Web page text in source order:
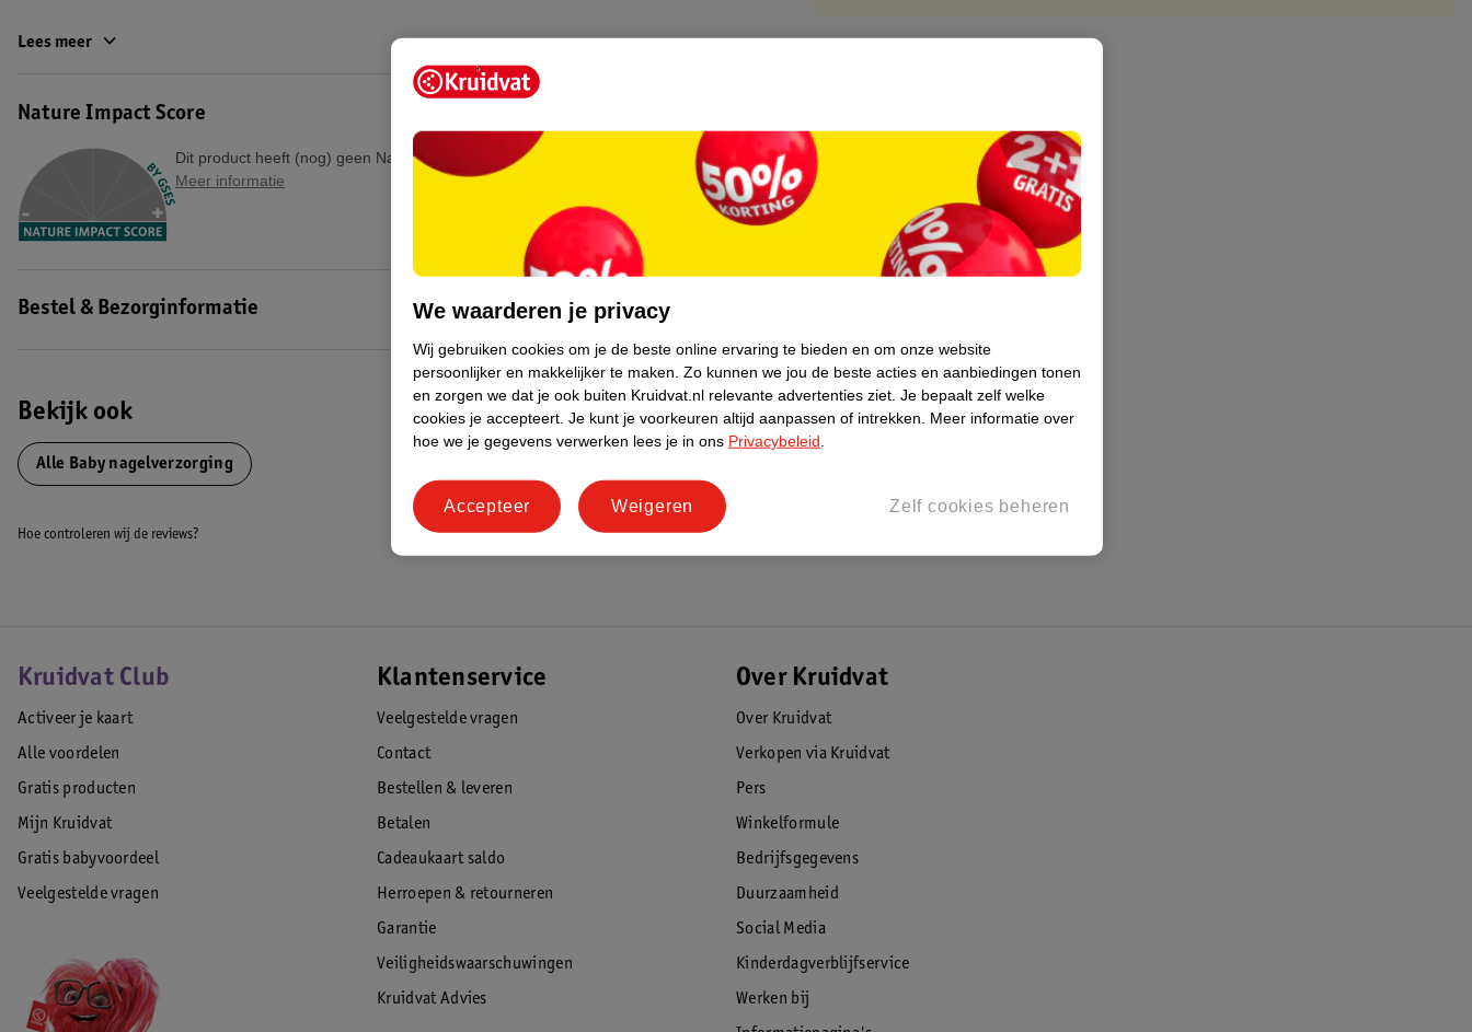
Lees meer
Nature Impact Score
Dit product heeft (nog) geen Nature Impact Score.
Meer informatie
Bestel & Bezorginformatie
Bekijk ook
Alle Baby nagelverzorging
Hoe controleren wij de reviews?
Kruidvat Club
Activeer je kaart
Alle voordelen
Gratis producten
Mijn Kruidvat
Gratis babyvoordeel
Veelgestelde vragen
Klantenservice
Veelgestelde vragen
Contact
Bestellen & leveren
Betalen
Cadeaukaart saldo
Herroepen & retourneren
Garantie
Veiligheidswaarschuwingen
Kruidvat Advies
Over Kruidvat
Over Kruidvat
Verkopen via Kruidvat
Pers
Winkelformule
Bedrijfsgegevens
Duurzaamheid
Social Media
Kinderdagverblijfservice
Werken bij
We waarderen je privacy
Wij gebruiken cookies om je de beste online ervaring te bieden en om onze website
persoonlijker en makkelijker te maken. Zo kunnen we jou de beste acties en aanbiedingen tonen
en zorgen we dat je ook buiten Kruidvat.nl relevante advertenties ziet. Je bepaalt zelf welke
cookies je accepteert. Je kunt je voorkeuren altijd aanpassen of intrekken.
Meer informatie over
hoe we je gegevens verwerken lees je in ons Privacybeleid
Zelf cookies beheren
Weigeren
Accepteer